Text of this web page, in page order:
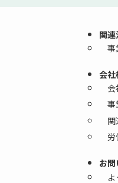
関
事
会社
事
お